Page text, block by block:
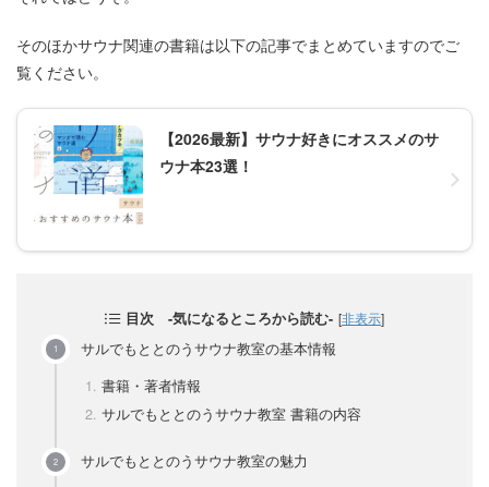
そのほかサウナ関連の書籍は以下の記事でまとめていますのでご
覧ください。
【2026最新】サウナ好きにオススメのサ
ウナ本23選！
目次 -気になるところから読む- [非表示]
サルでもととのうサウナ教室の基本情報
書籍・著者情報
サルでもととのうサウナ教室 書籍の内容
サルでもととのうサウナ教室の魅力